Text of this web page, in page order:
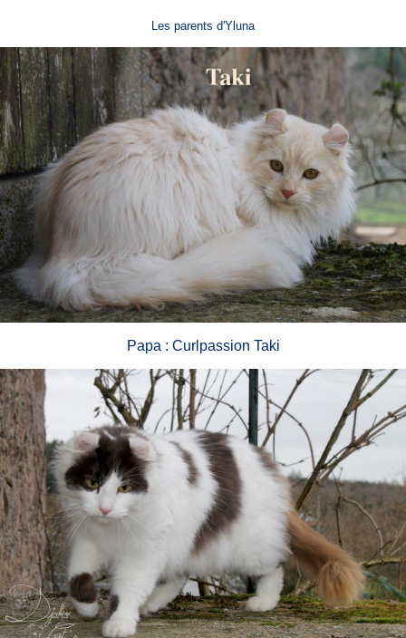
Les parents d'Yluna
Papa : Curlpassion Taki